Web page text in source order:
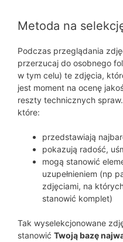
Metoda na
Podczas przeglądania
przerzucaj do osobnego
w tym celu) te zdjęcia,
jest moment na ocenę
reszty technicznych
które:
przedstawiają
pokazują radość,
mogą stanowić
uzupełnieniem (np
zdjęciami, na
stanowić komplet)
Tak wyselekcjonowane
stanowić Twoją bazę